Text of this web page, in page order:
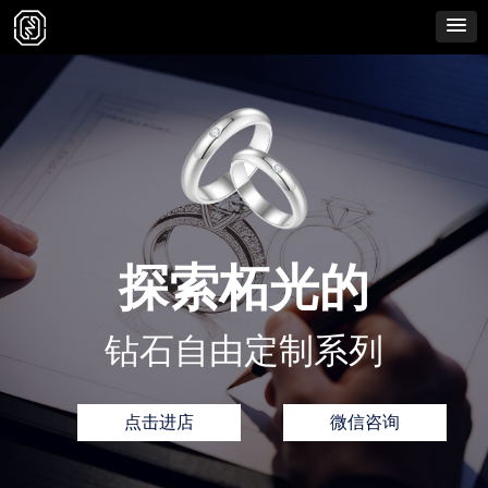
探索柘光的
钻石自由定制系列
点击进店 微信咨询